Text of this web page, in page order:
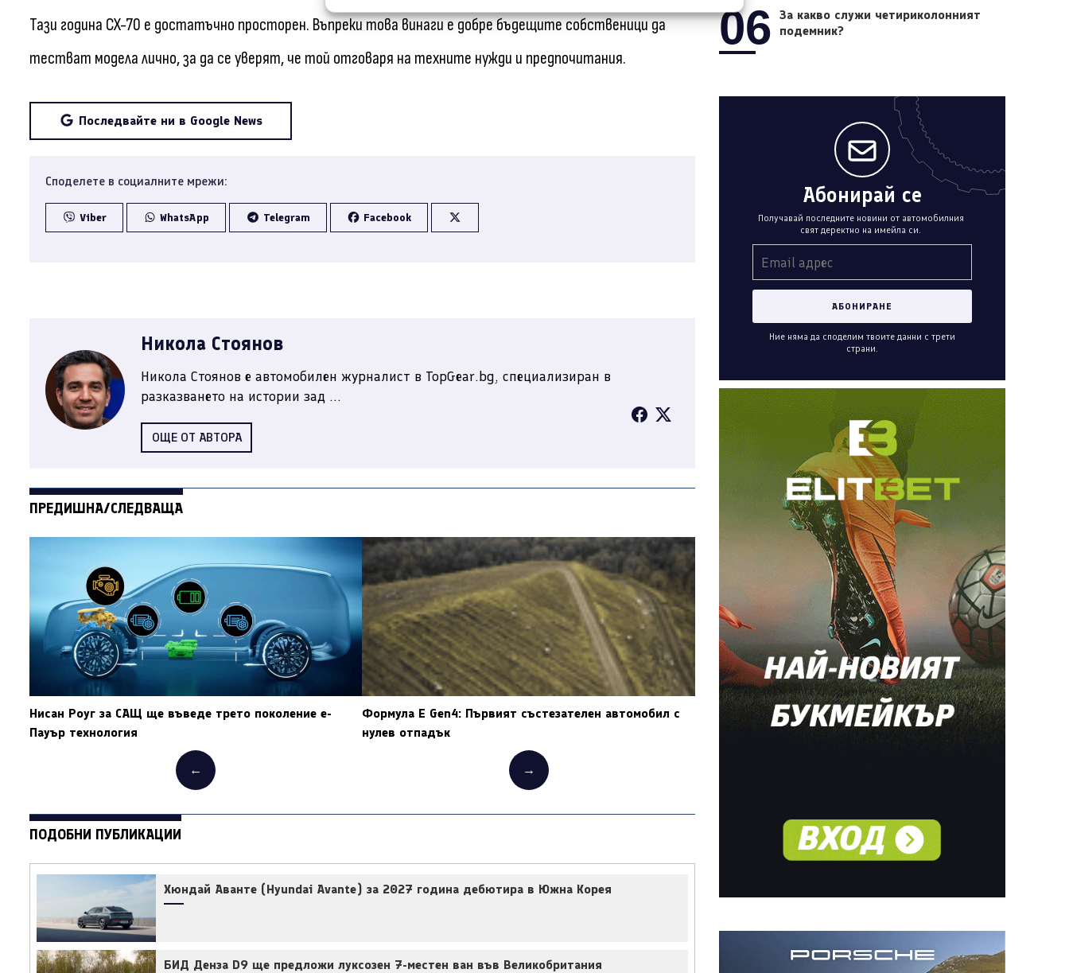
Тази година CX-70 е достатъчно просторен. Въпреки това винаги е добре бъдещите собственици да
тестват модела лично, за да се уверят, че той отговаря на техните нужди и предпочитания.
Последвайте ни в Google News
Споделете в социалните мрежи:
Viber WhatsApp Telegram Facebook
Никола Стоянов
Никола Стоянов е автомобилен журналист в TopGear.bg, специализиран в
разказването на истории зад ...
ОЩЕ ОТ АВТОРА
ПРЕДИШНА/СЛЕДВАЩА
Нисан Роуг за САЩ ще въведе трето поколение е-
Пауър технология
←
Формула Е Gen4: Първият състезателен автомобил с
нулев отпадък
→
ПОДОБНИ ПУБЛИКАЦИИ
Хюндай Аванте (Hyundai Avante) за 2027 година дебютира в Южна Корея
БИД Денза D9 ще предложи луксозен 7-местен ван във Великобритания
06 За какво служи четириколонният
подемник?
Абонирай се
Получавай последните новини от автомобилния
свят деректно на имейла си.
Ние няма да споделим твоите данни с трети
страни.